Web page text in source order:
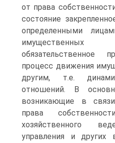
от права
состояние
определенными
обязательственное
процесс движения
другим, т.е.
отношений. В
возникающие в
права
хозяйственного
управления и